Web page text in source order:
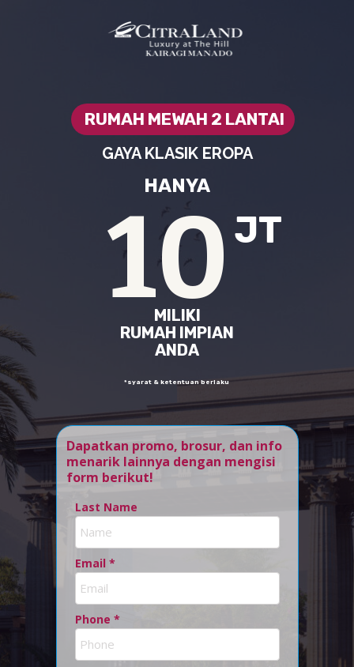
Dapatkan promo, brosur, dan info
menarik lainnya dengan mengisi
form berikut!
*syarat & ketentuan berlaku
JT
10
GAYA KLASIK EROPA
RUMAH MEWAH 2 LANTAI
HANYA
MILIKI
RUMAH IMPIAN
ANDA
Last Name
Email *
Phone *